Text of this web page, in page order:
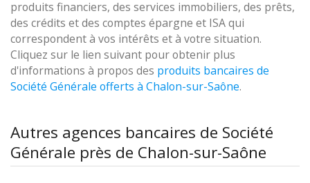
produits financiers, des services immobiliers, des prêts,
des crédits et des comptes épargne et ISA qui
correspondent à vos intérêts et à votre situation.
Cliquez sur le lien suivant pour obtenir plus
d'informations à propos des produits bancaires de
Société Générale offerts à Chalon-sur-Saône.
Autres agences bancaires de Société
Générale près de Chalon-sur-Saône